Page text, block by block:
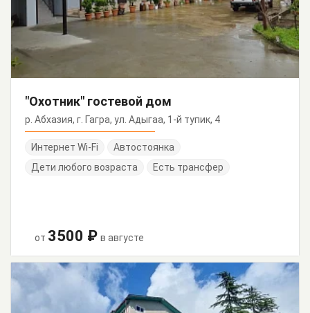
"Охотник" гостевой дом
р. Абхазия, г. Гагра, ул. Адыгаа, 1-й тупик, 4
Интернет Wi-Fi
Автостоянка
Дети любого возраста
Есть трансфер
от 3500 ₽ в августе